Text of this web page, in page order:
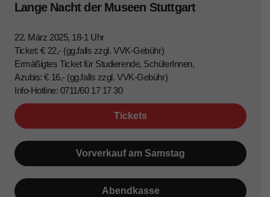
Lange Nacht der Museen Stuttgart
22. März 2025, 18-1 Uhr
Ticket: € 22,- (gg.falls zzgl. VVK-Gebühr)
Ermäßigtes Ticket für Studierende, SchülerInnen,
Azubis: € 16,- (gg.falls zzgl. VVK-Gebühr)
Info-Hotline: 0711/60 17 17 30
Tickets
Vorverkauf am Samstag
Abendkasse